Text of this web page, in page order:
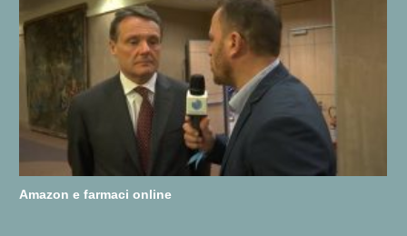
Amazon e farmaci online